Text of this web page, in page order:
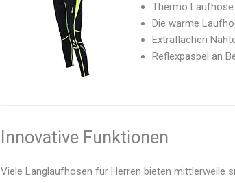
Thermo Laufhose
Die warme
Extraflachen
Reflexpaspel an
Innovative Funktionen
Viele Langlaufhosen für Herren bieten mittlerweile